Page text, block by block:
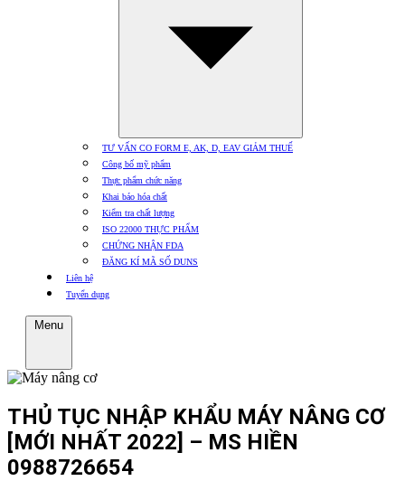
TƯ VẤN CO FORM E, AK, D, EAV GIẢM THUẾ
Công bố mỹ phẩm
Thực phẩm chức năng
Khai báo hóa chất
Kiểm tra chất lượng
ISO 22000 THỰC PHẨM
CHỨNG NHẬN FDA
ĐĂNG KÍ MÃ SỐ DUNS
Liên hệ
Tuyển dụng
Menu
THỦ TỤC NHẬP KHẨU MÁY NÂNG CƠ
[MỚI NHẤT 2022] – MS HIỀN
0988726654